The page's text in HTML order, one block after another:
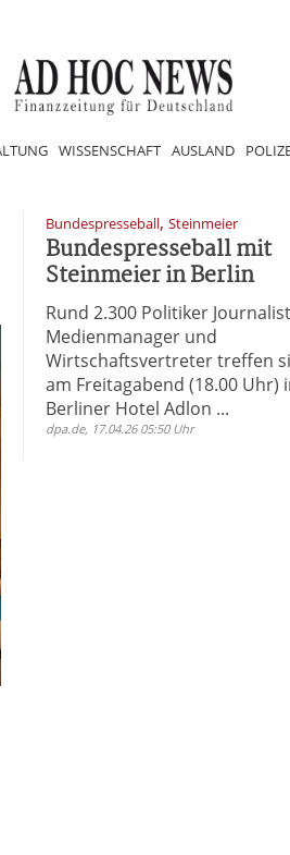
WISSENSCHAFT AUSLAND
Bundespresseball, Steinmeier
Bundespresseball mit
Steinmeier in Berlin
Rund 2.300 Politiker
Medienmanager und
Wirtschaftsvertreter treffen
am Freitagabend (18.00 Uhr)
Berliner Hotel Adlon ...
dpa.de, 17.04.26 05:50 Uhr